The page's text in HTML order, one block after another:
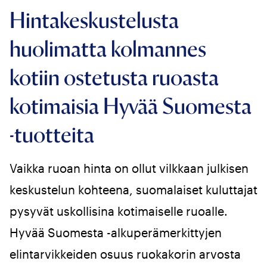
Hintakeskustelusta
huolimatta kolmannes
kotiin ostetusta ruoasta
kotimaisia Hyvää Suomesta
-tuotteita
Vaikka ruoan hinta on ollut vilkkaan julkisen
keskustelun kohteena, suomalaiset kuluttajat
pysyvät uskollisina kotimaiselle ruoalle.
Hyvää Suomesta -alkuperämerkittyjen
elintarvikkeiden osuus ruokakorin arvosta